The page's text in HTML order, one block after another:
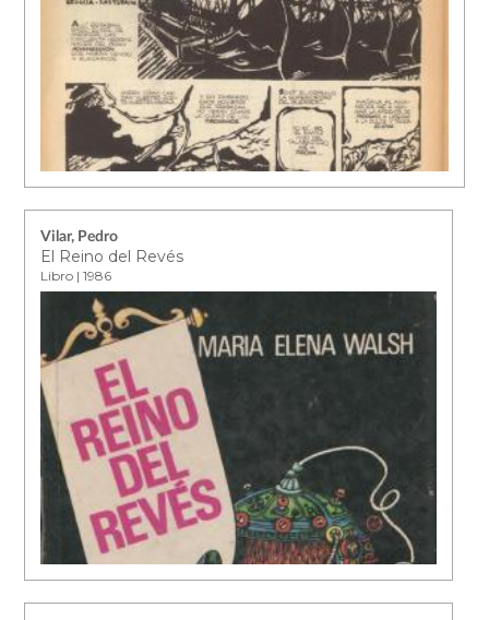
Vilar, Pedro
El Reino del Revés
Libro | 1986